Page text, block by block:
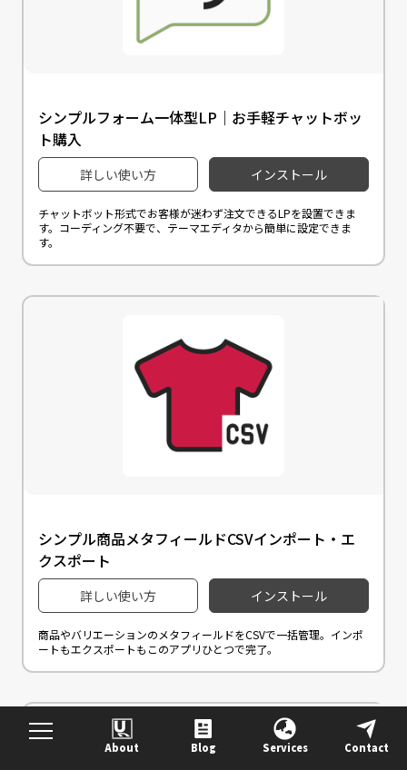
About Blog Services Contact
シンプルフォーム一体型LP｜お手軽チャットボッ
ト購入
詳しい使い方 インストール
チャットボット形式でお客様が迷わず注文できるLPを設置できま
す。コーディング不要で、テーマエディタから簡単に設定できま
す。
シンプル商品メタフィールドCSVインポート・エ
クスポート
詳しい使い方 インストール
商品やバリエーションのメタフィールドをCSVで一括管理。インポ
ートもエクスポートもこのアプリひとつで完了。